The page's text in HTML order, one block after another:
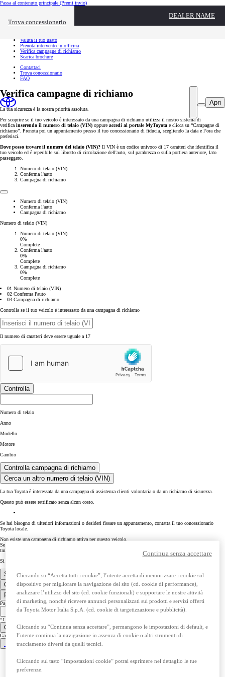
Passa al contenuto principale (Premi invio)
Trova concessionario
DEALER NAME
Link utili Chiudi overlay
Valuta il tuo usato
Prenota intervento in officina
Verifica campagne di richiamo
Scarica brochure
Contattaci
Trova concessionario
FAQ
Apri
Verifica campagne di richiamo
La tua sicurezza è la nostra priorità assoluta.
Per scoprire se il tuo veicolo è interessato da una campagna di richiamo utilizza il nostro sistema di
verifica inserendo il numero di telaio (VIN) oppure accedi al portale MyToyota e clicca su “Campagne di
richiamo”. Prenota poi un appuntamento presso il tuo concessionario di fiducia, scegliendo la data e l’ora che
preferisci.
Dove posso trovare il numero del telaio (VIN)? Il VIN è un codice univoco di 17 caratteri che identifica il
tuo veicolo ed è reperibile sul libretto di circolazione dell'auto, sul parabrezza o sulla portiera anteriore, lato
passeggero.
Numero di telaio (VIN)
Conferma l'auto
Campagna di richiamo
Numero di telaio (VIN)
Conferma l'auto
Campagna di richiamo
Numero di telaio (VIN)
Numero di telaio (VIN)
0%
Complete
Conferma l'auto
0%
Complete
Campagna di richiamo
0%
Complete
01 Numero di telaio (VIN)
02 Conferma l'auto
03 Campagna di richiamo
Controlla se il tuo veicolo è interessato da una campagna di richiamo
Il numero di caratteri deve essere uguale a 17
Controlla
Numero di telaio
Anno
Modello
Motore
Cambio
Controlla campagna di richiamo
Cerca un altro numero di telaio (VIN)
La tua Toyota è interessata da una campagna di assistenza clienti volontaria o da un richiamo di sicurezza.
Questo può essere rettificato senza alcun costo.
Se hai bisogno di ulteriori informazioni o desideri fissare un appuntamento, contatta il tuo concessionario
Toyota locale.
Non esiste una campagna di richiamo attiva per questo veicolo.
Se hai altre domande, potrai contattarci: chiamando il numero 800 869682, inviando una mail all’indirizzo
tmi.customerrelation@toyota-europe.com o compilando il form presente nella sezione Clienti.
Si è verificato un errore durante il recupero dei dati. Per favore riprova più tardi.
Stampa la conferma
Cerca un altro numero di telaio (VIN)
Richiedi appuntamento
Page the user clicked
* I campi contrassegnati da asterisco sono obbligatori
Gamma
Gamma
Tutti i modelli
Yaris
Yaris Cross
Toyota C-HR
Cliccando su “Accetta tutti i cookie”, l’utente accetta di memorizzare i cookie sul
dispositivo per migliorare la navigazione del sito (cd. cookie di performance),
analizzare l’utilizzo del sito (cd. cookie funzionali) e supportare le nostre attività
di marketing, nonché ricevere annunci personalizzati sui prodotti e servizi offerti
da Toyota Motor Italia S.p.A. (cd. cookie di targetizzazione e pubblicità).
Cliccando su “Continua senza accettare”, permangono le impostazioni di default, e
l’utente continua la navigazione in assenza di cookie o altri strumenti di
tracciamento diversi da quelli tecnici.
Cliccando sul tasto “Impostazioni cookie” potrai esprimere nel dettaglio le tue
preferenze.
Continua senza accettare